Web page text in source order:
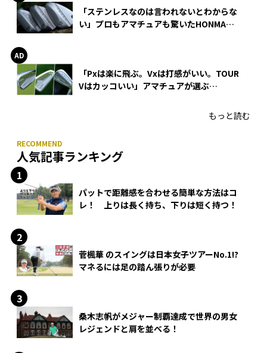
「ステンレスなのは言われないとわからな
い」プロもアマチュアも驚いたHONMA
「Pxは楽に飛ぶ。Vxは打感がいい。TOUR
Vはカッコいい」アマチュアが選ぶ
もっと読む
人気記事ランキング
パットで距離感を合わせる簡単な方法はコ
レ！ 上りは長く持ち、下りは短く持つ！
菅楓華 のスイングは日本女子ツアーNo.1!?
マネるには足の踏ん張りが必要
桑木志帆がメジャー制覇達成で世界の男女
レジェンドと肩を並べる！